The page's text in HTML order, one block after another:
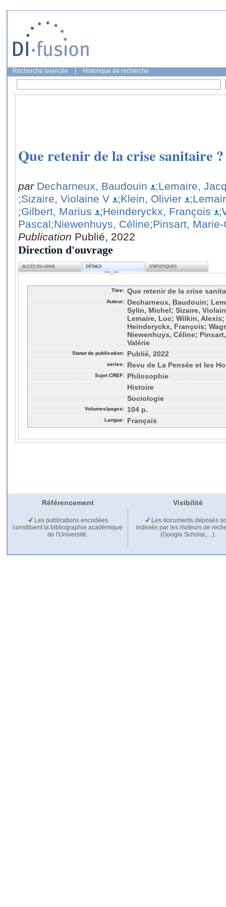
Recherche avancée Historique de recherche
Que retenir de la crise sanitaire ?
par Decharneux, Baudouin
;Lemaire,
;Sizaire, Violaine V
;Klein, Olivier
;Gilbert, Marius
;Heinderyckx, François
Pascal;Niewenhuys, Céline;Pinsart,
Publication Publié, 2022
Direction d'ouvrage
ACCÈS EN LIGNE DÉTAILS STATISTIQUES
Titre: Que retenir de la crise
Auteur:
Decharneux, Baudouin;
Sylin, Michel; Sizaire,
Lemaire, Luc; Wilkin,
Heinderyckx, François;
Niewenhuys, Céline;
Valérie
Statut de publication: Publié, 2022
series: Revu de La Pensée et les
Sujet CREF:
Philosophie
Histoire
Sociologie
Volumes/pages: 104 p.
Langue: Français
Référencement Visibilité
Les publications encodées
constituent la bibliographie académique
de l'Université.
Les documents déposés
indexés par les moteurs de
(Google Scholar,…).